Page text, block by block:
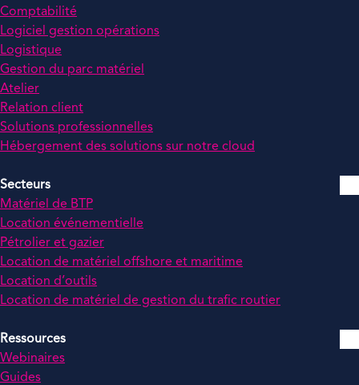
Comptabilité
Logiciel gestion opérations
Logistique
Gestion du parc matériel
Atelier
Relation client
Solutions professionnelles
Hébergement des solutions sur notre cloud
Secteurs
Matériel de BTP
Location événementielle
Pétrolier et gazier
Location de matériel offshore et maritime
Location d’outils
Location de matériel de gestion du trafic routier
Ressources
Webinaires
Guides